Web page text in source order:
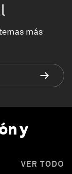
más
y
VER TODO